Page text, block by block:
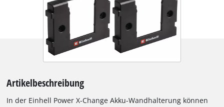
Artikelbeschreibung
In der Einhell Power X-Change Akku-Wandhalterung können